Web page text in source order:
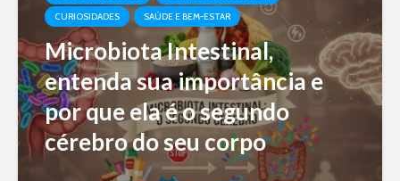
CURIOSIDADES
SAÚDE E BEM-ESTAR
Microbiota Intestinal,
entenda sua importância e
por que ela é o segundo
cérebro do seu corpo